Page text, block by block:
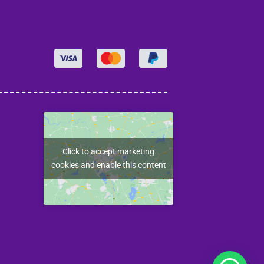
Click to accept marketing
cookies and enable this content